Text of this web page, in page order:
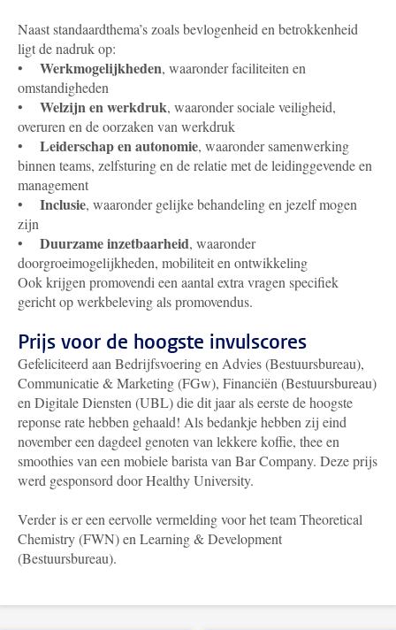
Naast standaardthema’s zoals bevlogenheid en betrokkenheid
ligt de nadruk op:
• Werkmogelijkheden, waaronder faciliteiten en
omstandigheden
• Welzijn en werkdruk, waaronder sociale veiligheid,
overuren en de oorzaken van werkdruk
• Leiderschap en autonomie, waaronder samenwerking
binnen teams, zelfsturing en de relatie met de leidinggevende en
management
•
Inclusie, waaronder gelijke behandeling en jezelf mogen
zijn
• Duurzame inzetbaarheid, waaronder
doorgroeimogelijkheden, mobiliteit en ontwikkeling
Ook krijgen promovendi een aantal extra vragen specifiek
gericht op werkbeleving als promovendus.
Prijs voor de hoogste invulscores
Gefeliciteerd aan Bedrijfsvoering en Advies (Bestuursbureau),
Communicatie & Marketing (FGw), Financiën (Bestuursbureau)
en Digitale Diensten (UBL) die dit jaar als eerste de hoogste
reponse rate hebben gehaald! Als bedankje hebben zij eind
november een dagdeel genoten van lekkere koffie, thee en
smoothies van een mobiele barista van Bar Company. Deze prijs
werd gesponsord door Healthy University.
Verder is er een eervolle vermelding voor het team Theoretical
Chemistry (FWN) en Learning & Development
(Bestuursbureau).